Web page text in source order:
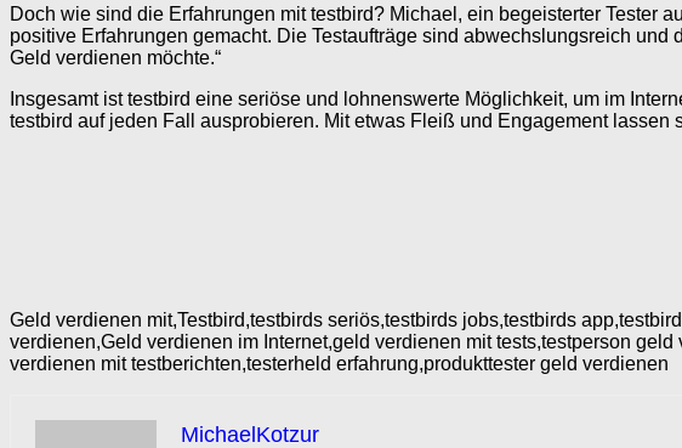
Doch wie sind die Erfahrungen mit testbird? Michael, ein begeisterter Tester
positive Erfahrungen gemacht. Die Testaufträge sind abwechslungsreich
Geld verdienen möchte.“
Insgesamt ist testbird eine seriöse und lohnenswerte Möglichkeit, um im
testbird auf jeden Fall ausprobieren. Mit etwas Fleiß und Engagement
Geld verdienen mit,Testbird,testbirds seriös,testbirds jobs,testbirds
verdienen,Geld verdienen im Internet,geld verdienen mit tests,testperson
verdienen mit testberichten,testerheld erfahrung,produkttester geld verdienen
MichaelKotzur